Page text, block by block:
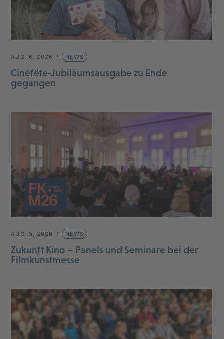
AUG. 6, 2026 NEWS
Cinéfête-Jubiläumsausgabe zu Ende
gegangen
AUG. 5, 2026 NEWS
Zukunft Kino – Panels und Seminare bei der
Filmkunstmesse